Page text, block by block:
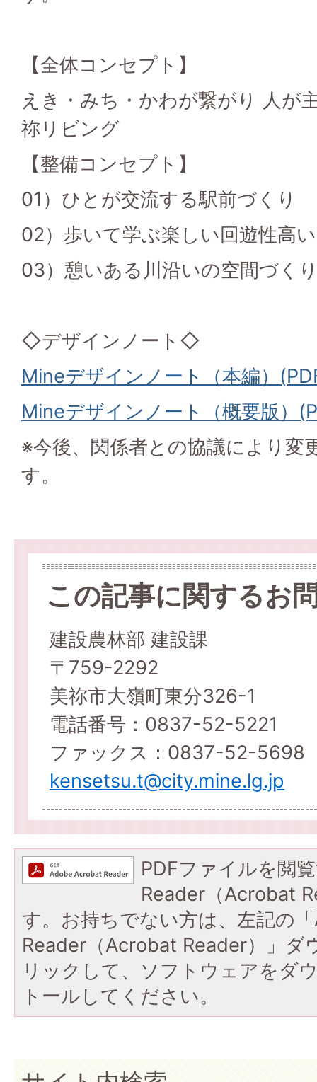
【全体コンセプト】
えき・みち・かわが繋がり 人が
祢リビング
【整備コンセプト】
01）ひとが交流する駅前づくり
02）歩いて学ぶ楽しい回遊性高
03）憩いある川沿いの空間づく
◇デザインノート◇
Mineデザインノート（本編）
Mineデザインノート（概要版）
※今後、関係者との協議により変
す。
この記事に関するお
建設農林部 建設課
〒759-2292
美祢市大嶺町東分326-1
電話番号：0837-52-5221
ファックス：0837-52-5698
kensetsu.t@city.mine.lg.jp
PDFファイルを閲
Reader（Acrobat
す。お持ちでない方は、左記の
Reader（Acrobat Reader）」ダ
リックして、ソフトウェアをダ
トールしてください。